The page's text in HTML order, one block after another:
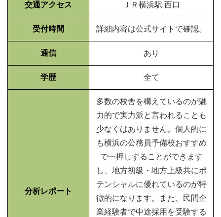
交通アクセス ＪＲ横浜駅 西口
受付時間 詳細内容は公式サイトで確認。
通信 あり
学歴 全て
分析レポート
多数の校舎を構えているのが魅
力的で実力派と言われることも
少なくはありません。個人的に
も横浜の公務員予備校おすすめ
で一押しすることができます
し、地方初級・地方上級共にポ
テンシャルに優れているのが特
徴的になります。また、民間企
業経験者で中途採用を受験する